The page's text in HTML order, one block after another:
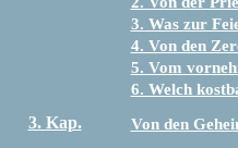
3. Was zur
4. Von den
5. Vom
6. Welch
3. Kap.
Von den